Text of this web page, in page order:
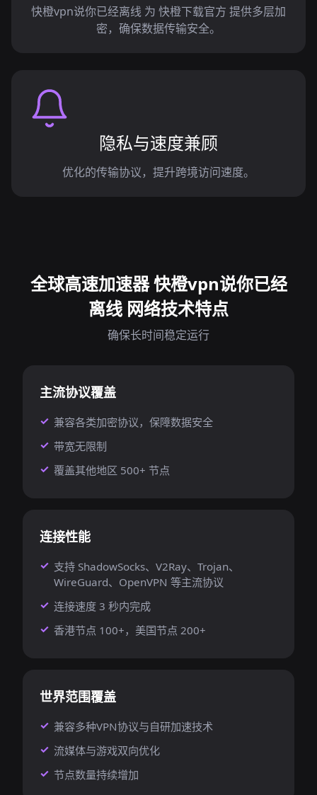
快橙vpn说你已经离线 为 快橙下载官方 提供多层加
密，确保数据传输安全。
隐私与速度兼顾
优化的传输协议，提升跨境访问速度。
全球高速加速器 快橙vpn说你已经
离线 网络技术特点
确保长时间稳定运行
主流协议覆盖
兼容各类加密协议，保障数据安全
带宽无限制
覆盖其他地区 500+ 节点
连接性能
支持 ShadowSocks、V2Ray、Trojan、
WireGuard、OpenVPN 等主流协议
连接速度 3 秒内完成
香港节点 100+，美国节点 200+
世界范围覆盖
兼容多种VPN协议与自研加速技术
流媒体与游戏双向优化
节点数量持续增加